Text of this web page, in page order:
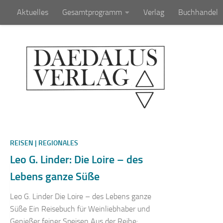
Zum Inhalt springen
Aktuelles Gesamtprogramm Verlag Buchhandel
REISEN | REGIONALES
Leo G. Linder: Die Loire – des
Lebens ganze Süße
Leo G. Linder Die Loire – des Lebens ganze
Süße Ein Reisebuch für Weinliebhaber und